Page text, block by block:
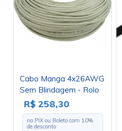
Cabo Manga 4x26AWG
Sem Blindagem - Rolo
com 100 Metros
R$ 258,30
no PIX ou Boleto com 10%
de desconto